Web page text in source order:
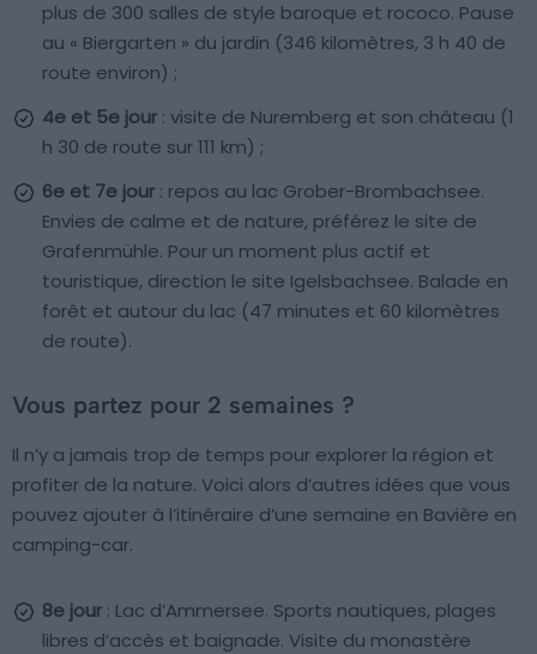
plus de 300 salles de style baroque et rococo. Pause
au « Biergarten » du jardin (346 kilomètres, 3 h 40 de
route environ) ;
4e et 5e jour : visite de Nuremberg et son château (1
h 30 de route sur 111 km) ;
6e et 7e jour : repos au lac Grober-Brombachsee.
Envies de calme et de nature, préférez le site de
Grafenmühle. Pour un moment plus actif et
touristique, direction le site Igelsbachsee. Balade en
forêt et autour du lac (47 minutes et 60 kilomètres
de route).
Vous partez pour 2 semaines ?
Il n’y a jamais trop de temps pour explorer la région et
profiter de la nature. Voici alors d’autres idées que vous
pouvez ajouter à l’itinéraire d’une semaine en Bavière en
camping-car.
8e jour : Lac d’Ammersee. Sports nautiques, plages
libres d’accès et baignade. Visite du monastère